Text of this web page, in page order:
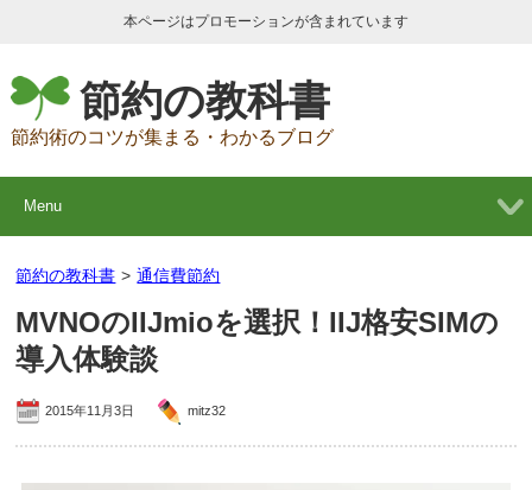
本ページはプロモーションが含まれています
節約の教科書
節約術のコツが集まる・わかるブログ
Menu
節約の教科書 > 通信費節約
MVNOのIIJmioを選択！IIJ格安SIMの
導入体験談
2015年11月3日 mitz32